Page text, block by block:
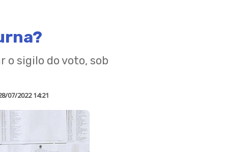
o sigilo do voto, sob
07/2022 14:21